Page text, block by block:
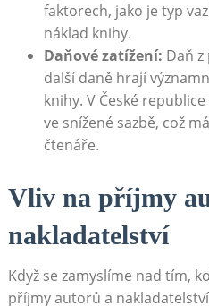
faktorech, jako je typ
náklad knihy.
Daňové zatížení: Daň
další daně hrají
knihy. V České
ve snížené sazbě, což
čtenáře.
Vliv na příjmy
nakladatelství
Když se zamyslíme nad tím,
příjmy autorů a